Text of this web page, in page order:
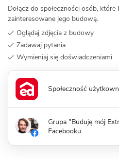
Dołącz do społeczności osób,
zainteresowane jego budową.
Oglądaj zdjęcia z budowy
Zadawaj pytania
Wymieniaj się doświadczeniami
Społeczność
Grupa "Buduję mój
Facebooku